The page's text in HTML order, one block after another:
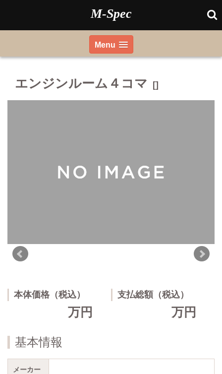
M-Spec
Menu
エンジンルーム４コマ []
本体価格（税込）
万円
支払総額（税込）
万円
基本情報
メーカー